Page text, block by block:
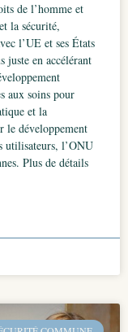
de l’homme et
la sécurité,
l’UE et ses États
juste en accélérant
aux soins pour
et la
le développement
utilisateurs, l’ONU
Plus de détails